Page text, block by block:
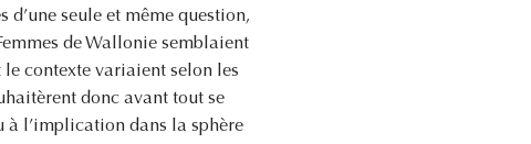
seule et même question,
de Wallonie semblaient
contexte variaient selon les
donc avant tout se
l’implication dans la sphère